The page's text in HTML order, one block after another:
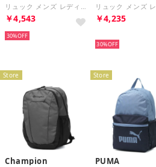
リュック メンズ レディース 大容量 通学 ずり落ち防止 カジュアル 旅行 大きめ 軽い 軽量 男子 女子 中学生 高校生 大学生 バッグ バックパック ベルト A4 リュックサック 20236 （グレー）
￥4,543
30%
￥4,235
30%
Store
Champion
Store
PUMA